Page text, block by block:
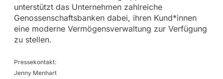
unterstützt das Unternehmen zahlreiche
Genossenschaftsbanken dabei, ihren Kund*innen
eine moderne Vermögensverwaltung zur Verfügung
zu stellen.
Pressekontakt:
Jenny Menhart